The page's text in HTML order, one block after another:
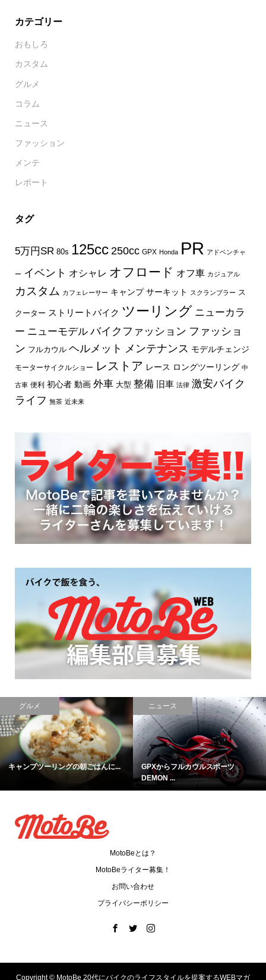
カテゴリー
おもしろ
カスタム
グルメ
コラム
ニュース
ファッション
メンテ
レポート
タグ
5万円SR 80s 125cc 250cc GPX Honda PR アドベンチャ
ー イベント オシャレ オフロード オフ車 カジュアル
カスタム カフェレーサー キャンプ サーキット スクランブラー ス
クーター ストリートバイク ツーリング ニューカラ
ー ニューモデル バイクファッション ファッショ
ン フルカウル ヘルメット メンテナンス モデルチェンジ
モーターサイクルショー レストア レース ロングツーリング 中
古車 便利 初心者 動画 外車 大型 整備 旧車 法律 激安バイク
ライフ 無茶 近未来
グルメ
キャンプツーリングの朝ごはんに...
ニュース
GPXからフルカウルスポーツ
DEMON ...
MotoBeとは？
MotoBeライター募集！
お問い合わせ
プライバシーポリシー
Copyright © MotoBe 20代にバイクのライフスタイルを提案するWEBマガ